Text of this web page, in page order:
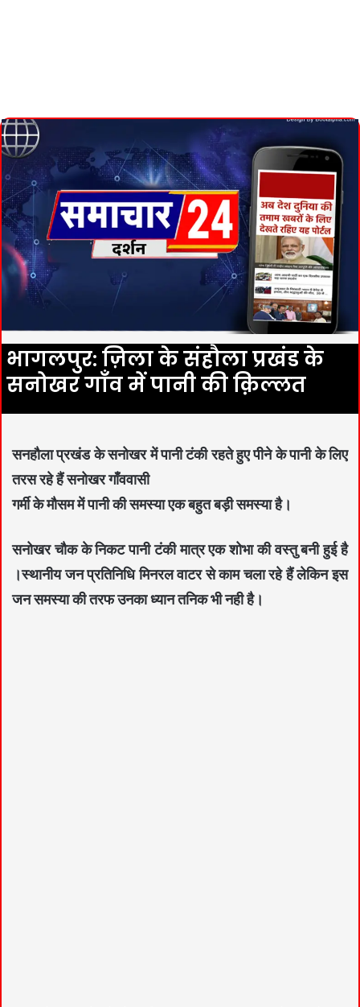
भागलपुर: ज़िला के संहौला प्रखंड के
सनोखर गाँव में पानी की क़िल्लत
सनहौला प्रखंड के सनोखर में पानी टंकी रहते हुए पीने के पानी के लिए
तरस रहे हैं सनोखर गाँववासी
गर्मी के मौसम में पानी की समस्या एक बहुत बड़ी समस्या है।
सनोखर चौक के निकट पानी टंकी मात्र एक शोभा की वस्तु बनी हुई है
।स्थानीय जन प्रतिनिधि मिनरल वाटर से काम चला रहे हैं लेकिन इस
जन समस्या की तरफ उनका ध्यान तनिक भी नही है।